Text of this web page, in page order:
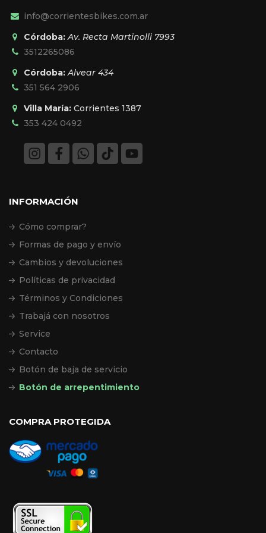
info@corrientesbikes.com.ar
Córdoba:Av. Recta Martinolli 7993
3512265086
Córdoba:Alvear 434
351 564 2906
Villa María: Corrientes 1387
353 424 0492
INFORMACIÓN
Cómo comprar?
Formas de pago y envío
Cambios y devoluciones
Políticas de privacidad
Términos y Condiciones
Trabajá con nosotros
Service
Contacto
Botón de baja de servicio
Botón de arrepentimiento
COMPRA PROTEGIDA